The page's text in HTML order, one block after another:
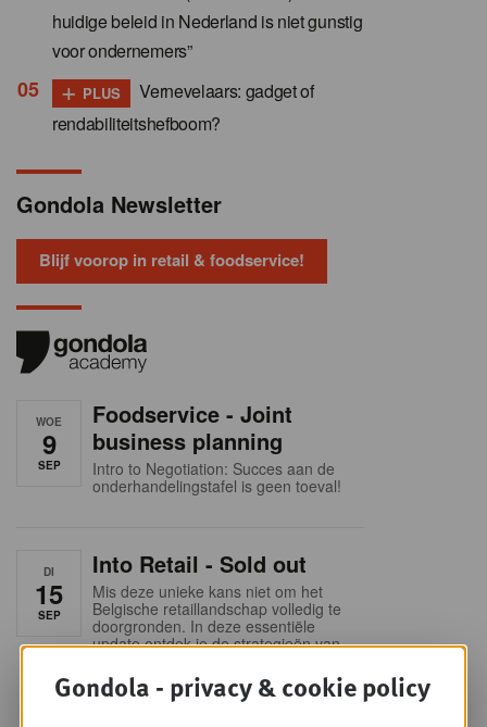
huidige beleid in Nederland is niet gunstig
voor ondernemers”
+ PLUS
Vernevelaars: gadget of
rendabiliteitshefboom?
Gondola Newsletter
Blijf voorop in retail & foodservice!
WOE
9
SEP
Foodservice - Joint
business planning
Intro to Negotiation: Succes aan de
onderhandelingstafel is geen toeval!
DI
15
SEP
Into Retail - Sold out
Mis deze unieke kans niet om het
Belgische retaillandschap volledig te
doorgronden. In deze essentiële
update ontdek je de strategieën van
helder zicht op het shopperprofiel en
verzamel je onmisbare inzichten in
Gondola - privacy & cookie policy